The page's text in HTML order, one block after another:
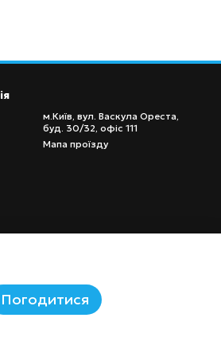
м.Київ, вул. Васкула Ореста,
буд. 30/32, офіс 111
Мапа проїзду
Погодитися